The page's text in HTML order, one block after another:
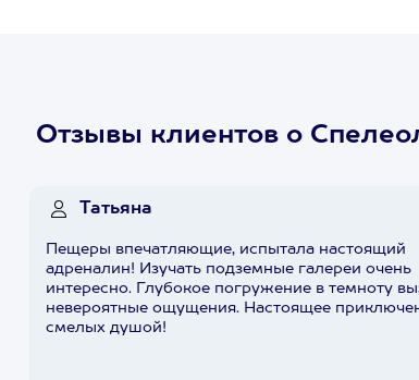
Отзывы клиентов о
Татьяна
Пещеры впечатляющие, испытала настоящий
адреналин! Изучать подземные галереи очень
интересно. Глубокое погружение в темноту
невероятные ощущения. Настоящее
смелых душой!